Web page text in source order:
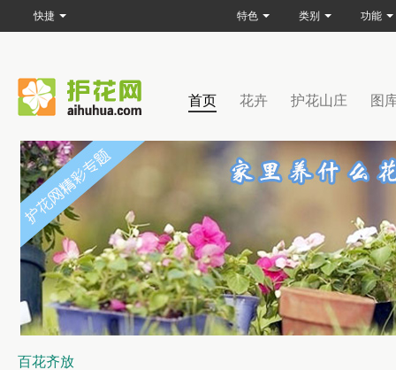
首页 花卉 护花山庄 图
百花齐放
快捷 特色 类别 功能